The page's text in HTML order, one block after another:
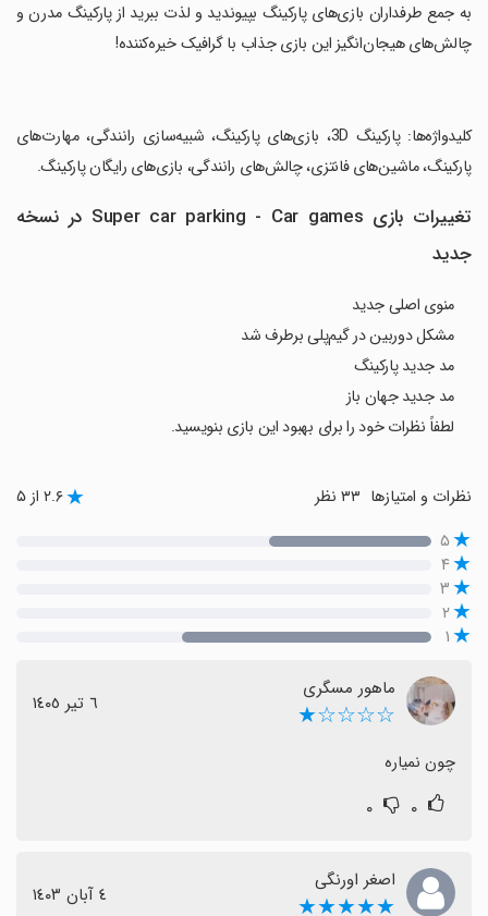
‏به جمع طرفداران بازی‌های پارکینگ بپیوندید و لذت ببرید از پارکینگ مدرن و
چالش‌های هیجان‌انگیز این بازی جذاب با گرافیک خیره‌کننده!
‏کلیدواژه‌ها: پارکینگ 3D، بازی‌های پارکینگ، شبیه‌سازی رانندگی، مهارت‌های
پارکینگ، ماشین‌های فانتزی، چالش‌های رانندگی، بازی‌های رایگان پارکینگ.
تغییرات بازی Super car parking - Car games در نسخه
جدید
منوی اصلی جدید
مشکل دوربین در گیم‌پلی برطرف شد
مد جدید پارکینگ
مد جدید جهان باز
لطفاً نظرات خود را برای بهبود این بازی بنویسید.
نظرات و امتیازها ۲.۶ از ۵
۵
۴
۳
۲
۱
ماهور مسگری
☆☆☆☆★ ٦ تیر ١٤٠٥
چون نمیاره
۰ ۰
اصغر اورنگی
★★★★★ ٤ آبان ١٤٠٣